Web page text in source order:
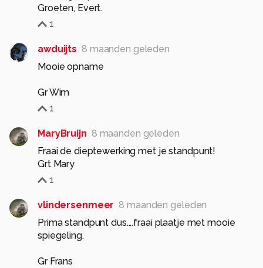
Groeten, Evert.
1
awduijts 8 maanden geleden
Mooie opname
Gr Wim
1
MaryBruijn 8 maanden geleden
Fraai de dieptewerking met je standpunt!
Grt Mary
1
vlindersenmeer 8 maanden geleden
Prima standpunt dus....fraai plaatje met mooie
spiegeling.
Gr Frans